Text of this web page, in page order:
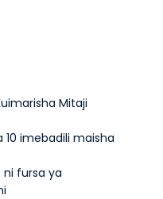
Mitaji
10 imebadili maisha
ni fursa ya